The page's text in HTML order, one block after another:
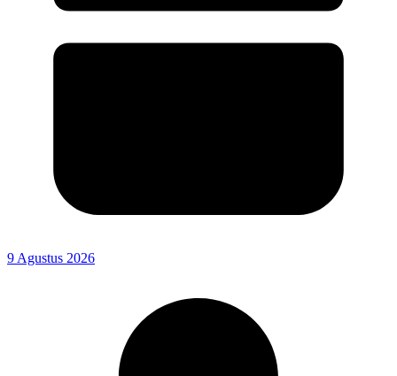
9 Agustus 2026